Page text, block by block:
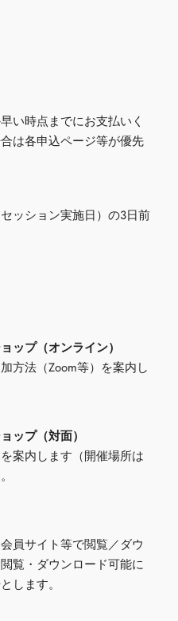
い時点までにお支払いく
は各申込ページ等が優先
ッション実施日）の3日前
ップ（オンライン）
方法（Zoom等）を案内し
ップ（対面）
案内します（開催場所は
員サイト等で閲覧／ダウ
覧・ダウンロード可能に
します。